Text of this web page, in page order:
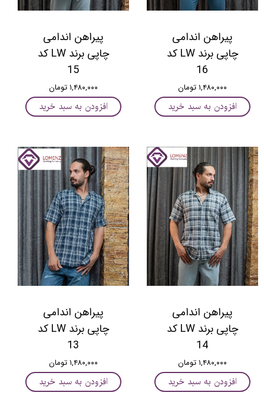
پیراهن اندامی
چاپی برند LW کد
16
۱,۴۸۰,۰۰۰ تومان
افزودن به سبد خرید
پیراهن اندامی
چاپی برند LW کد
15
۱,۴۸۰,۰۰۰ تومان
افزودن به سبد خرید
پیراهن اندامی
چاپی برند LW کد
14
۱,۴۸۰,۰۰۰ تومان
افزودن به سبد خرید
پیراهن اندامی
چاپی برند LW کد
13
۱,۴۸۰,۰۰۰ تومان
افزودن به سبد خرید